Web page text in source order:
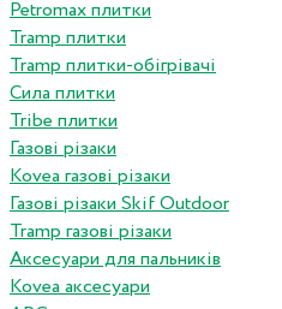
Petromax плитки
Tramp плитки
Tramp плитки-обігрівачі
Сила плитки
Tribe плитки
Газові різаки
Kovea газові різаки
Газові різаки Skif Outdoor
Tramp газові різаки
Аксесуари для пальників
Kovea аксесуари